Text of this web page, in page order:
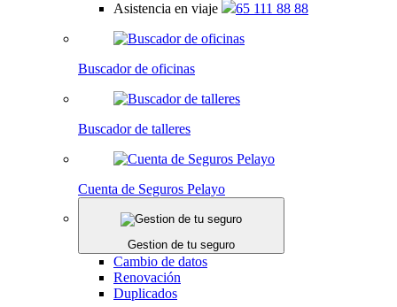
Asistencia en viaje
65 111 88 88
Buscador de oficinas
Buscador de talleres
Cuenta de Seguros Pelayo
Gestion de tu seguro
Cambio de datos
Renovación
Duplicados